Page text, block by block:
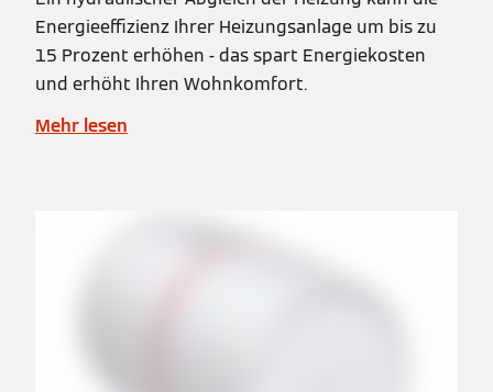
Energieeffizienz Ihrer Heizungsanlage um bis zu
15 Prozent erhöhen - das spart Energiekosten
und erhöht Ihren Wohnkomfort.
Mehr lesen